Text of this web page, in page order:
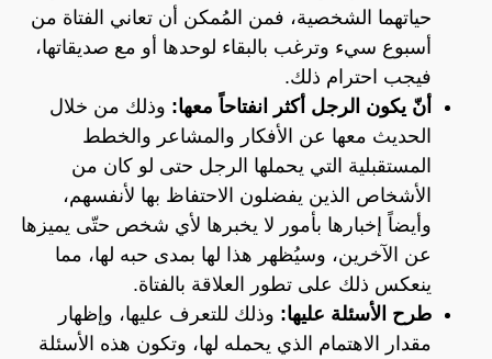
حياتهما الشخصية، فمن المُمكن أن تعاني الفتاة من
أسبوع سيء وترغب بالبقاء لوحدها أو مع صديقاتها،
فيجب احترام ذلك.
أنّ يكون الرجل أكثر انفتاحاً معها: وذلك من خلال
الحديث معها عن الأفكار والمشاعر والخطط
المستقبلية التي يحملها الرجل حتى لو كان من
الأشخاص الذين يفضلون الاحتفاظ بها لأنفسهم،
وأيضاً إخبارها بأمور لا يخبرها لأي شخص حتّى يميزها
عن الآخرين، وسيُظهر هذا لها بمدى حبه لها، مما
ينعكس ذلك على تطور العلاقة بالفتاة.
طرح الأسئلة عليها: وذلك للتعرف عليها، وإظهار
مقدار الاهتمام الذي يحمله لها، وتكون هذه الأسئلة